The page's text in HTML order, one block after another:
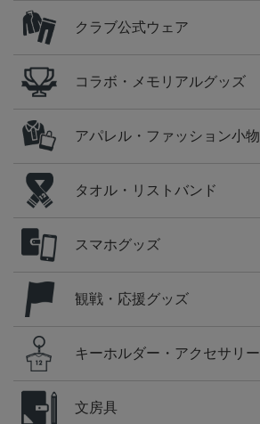
クラブ公式ウェア
コラボ・メモリアルグッズ
アパレル・ファッション小物
タオル・リストバンド
スマホグッズ
観戦・応援グッズ
キーホルダー・アクセサリー
文房具